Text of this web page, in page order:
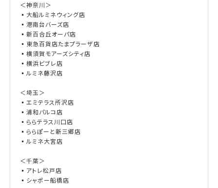
＜神奈川＞
▪大船ルミネウィング店
▪港南台バーズ店
▪新百合丘オーパ店
▪東急百貨店たまプラーザ店
▪横須賀モアーズシティ店
▪横浜ビブレ店
▪ルミネ藤沢店
＜埼玉＞
▪エミテラス所沢店
▪浦和パルコ店
▪ららテラス川口店
▪ららぽーと新三郷店
▪ルミネ大宮店
＜千葉＞
▪アトレ松戸店
▪シャポー船橋店